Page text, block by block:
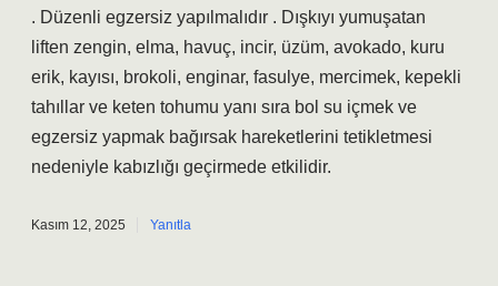
. Düzenli egzersiz yapılmalıdır . Dışkıyı yumuşatan
liften zengin, elma, havuç, incir, üzüm, avokado, kuru
erik, kayısı, brokoli, enginar, fasulye, mercimek, kepekli
tahıllar ve keten tohumu yanı sıra bol su içmek ve
egzersiz yapmak bağırsak hareketlerini tetikletmesi
nedeniyle kabızlığı geçirmede etkilidir.
Kasım 12, 2025 Yanıtla